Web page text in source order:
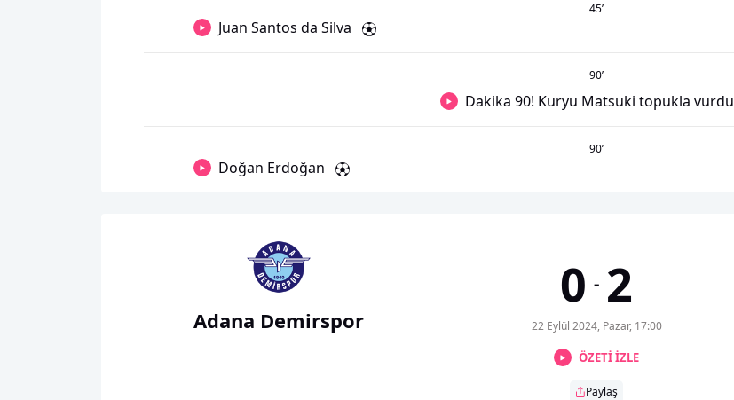
45’
Juan Santos da Silva
90’
Dakika 90! Kuryu Matsuki topukla vurdu
90’
Doğan Erdoğan
Adana Demirspor
0 - 2
22 Eylül 2024, Pazar, 17:00
ÖZETİ İZLE
Paylaş